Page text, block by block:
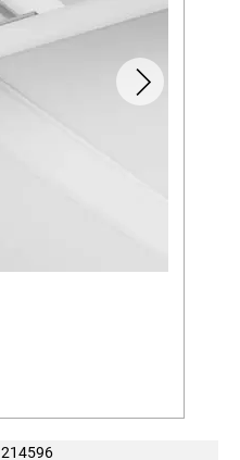
214596